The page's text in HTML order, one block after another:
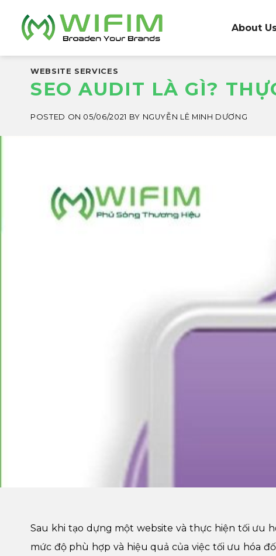
content
About
WEBSITE SERVICES
SEO AUDIT LÀ GÌ?
POSTED ON 05/06/2021 BY NGUYỄN LÊ MINH DƯƠNG
Sau khi tạo dựng một website và thực hiện tối ưu
mức độ phù hợp và hiệu quả của việc tối ưu hóa